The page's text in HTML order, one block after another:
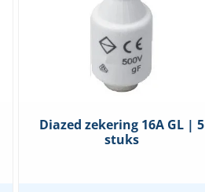
Diazed zekering 16A GL | 5
stuks